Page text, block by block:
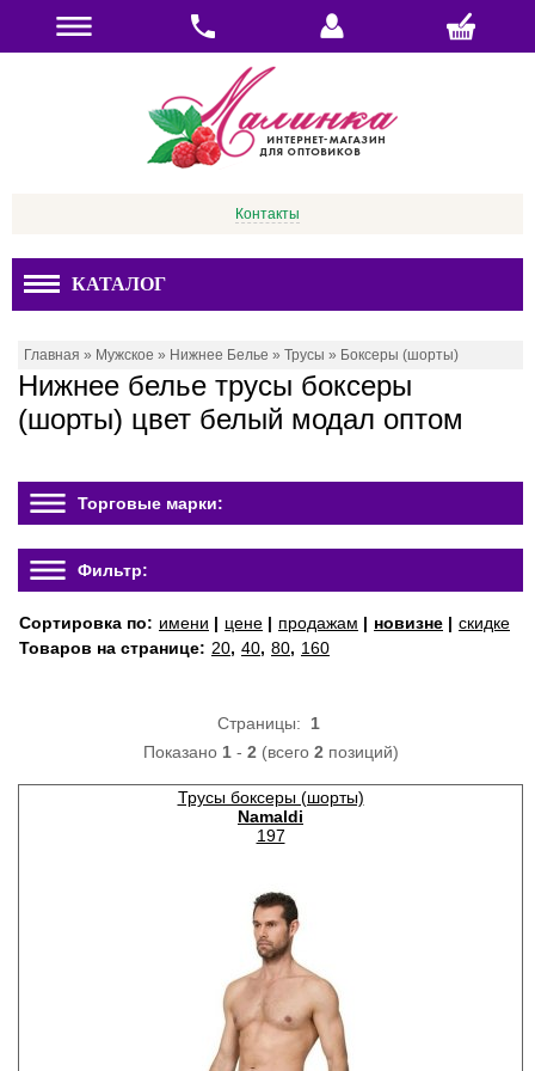
Контакты
КАТАЛОГ
Главная » Мужское » Нижнее Белье » Трусы » Боксеры (шорты)
Нижнее белье трусы боксеры
(шорты) цвет белый модал оптом
Торговые марки:
Фильтр:
Сортировка по: имени | цене | продажам | новизне | скидке
Товаров на странице: 20, 40, 80, 160
Страницы: 1
Показано 1- 2 (всего 2 позиций)
Трусы боксеры (шорты)
Namaldi
197